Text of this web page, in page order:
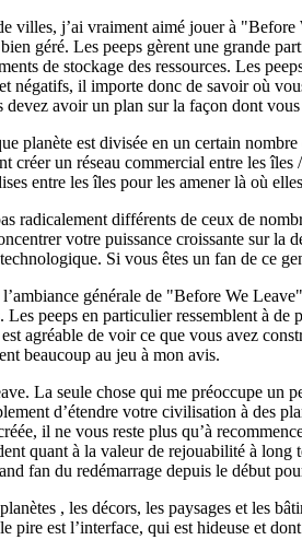
villes, j’ai vraiment aimé jouer à
géré. Les peeps gèrent une grande
de stockage des ressources. Les
négatifs, il importe donc de savoir où
avoir un plan sur la façon dont
planète est divisée en un certain
créer un réseau commercial entre les
entre les îles pour les amener là où
radicalement différents de ceux de
votre puissance croissante sur
Si vous êtes un fan de ce
générale de "Before We
peeps en particulier ressemblent à
agréable de voir ce que vous avez
beaucoup au jeu à mon avis.
La seule chose qui me préoccupe
d’étendre votre civilisation à des
il ne vous reste plus qu’à
quant à la valeur de rejouabilité à
fan du redémarrage depuis le début
, les décors, les paysages et les
pire est l’interface, qui est hideuse et